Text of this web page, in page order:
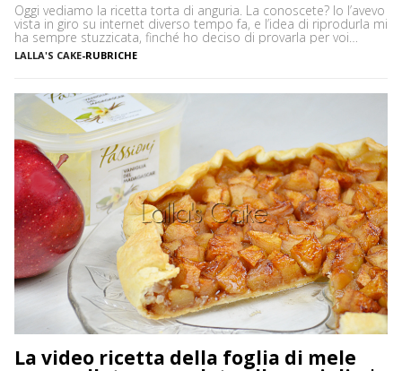
Oggi vediamo la ricetta torta di anguria. La conoscete? Io l’avevo
vista in giro su internet diverso tempo fa, e l’idea di riprodurla mi
ha sempre stuzzicata, finché ho deciso di provarla per voi
affezionate di WeGirls. Ora che l’ho fatta, vi posso garantire che
la “Torta di Anguria” non è solo una delle ricette […]
LALLA'S CAKE-RUBRICHE
La video ricetta della foglia di mele